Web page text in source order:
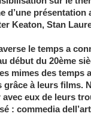
d’une présentation
Keaton, Stan
le temps a
début du 20ème
mimes des temps
à leurs films.
eux de leurs
: commedia